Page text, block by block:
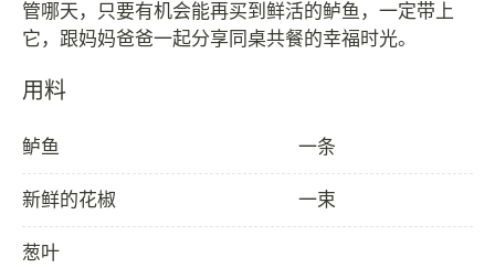
管哪天，只要有机会能再买到鲜活的鲈鱼，一定带上
用料
鲈鱼 一条
新鲜的花椒 一束
葱叶